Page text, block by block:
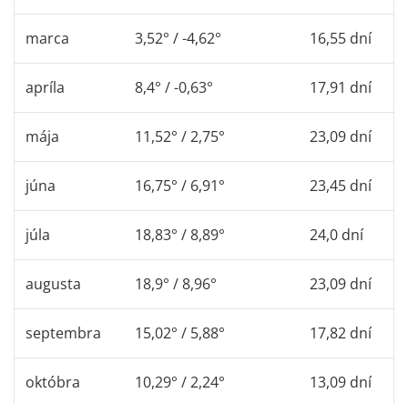
marca 3,52° / -4,62° 16,55 dní
apríla 8,4° / -0,63° 17,91 dní
mája 11,52° / 2,75° 23,09 dní
júna 16,75° / 6,91° 23,45 dní
júla 18,83° / 8,89° 24,0 dní
augusta 18,9° / 8,96° 23,09 dní
septembra 15,02° / 5,88° 17,82 dní
októbra 10,29° / 2,24° 13,09 dní